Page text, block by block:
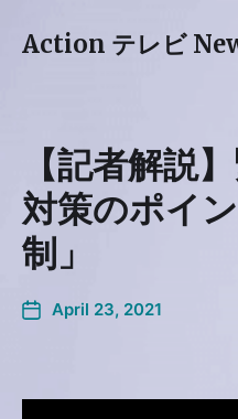
Action テレビ
【記者解説
対策のポイ
制」
April 23, 2021